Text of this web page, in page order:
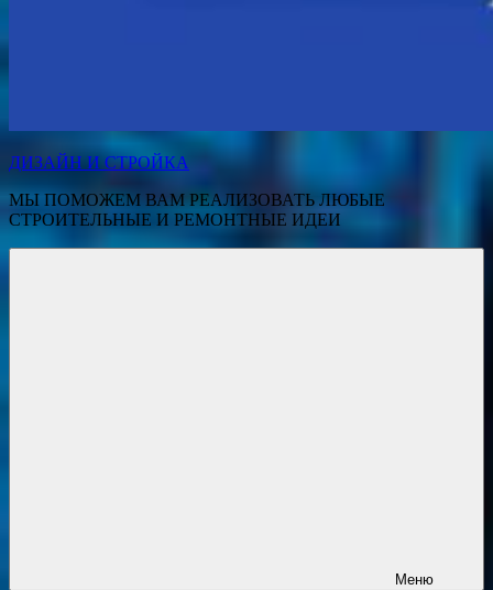
ДИЗАЙН И СТРОЙКА
МЫ ПОМОЖЕМ ВАМ РЕАЛИЗОВАТЬ ЛЮБЫЕ
СТРОИТЕЛЬНЫЕ И РЕМОНТНЫЕ ИДЕИ
Меню